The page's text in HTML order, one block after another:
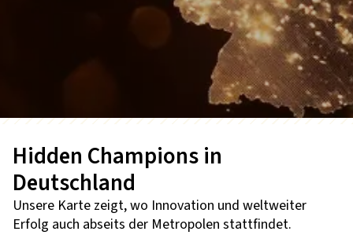
Hidden Champions in
Deutschland
Unsere Karte zeigt, wo Innovation und weltweiter
Erfolg auch abseits der Metropolen stattfindet.